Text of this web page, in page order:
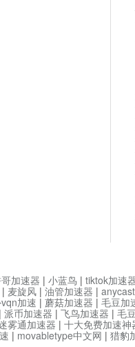
加速器 | 小蓝鸟 | tiktok加速
| 麦旋风 | 油管加速器 |
加速 | 蘑菇加速器 | 毛豆加
| 派币加速器 | 飞鸟加速器 | 毛
雾通加速器 | 十大免费加速神
| movabletype中文网 | 猎豹